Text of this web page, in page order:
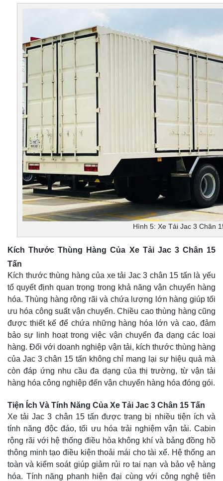
Hình 5: Xe Tải Jac 3 Chân
Kích Thước Thùng Hàng Của Xe Tải Jac 3 Chân 15
Tấn
Kích thước thùng hàng của xe tải Jac 3 chân 15 tấn là yếu
tố quyết định quan trọng trong khả năng vận chuyển hàng
hóa. Thùng hàng rộng rãi và chứa lượng lớn hàng giúp tối
ưu hóa công suất vận chuyển. Chiều cao thùng hàng cũng
được thiết kế để chứa những hàng hóa lớn và cao, đảm
bảo sự linh hoạt trong việc vận chuyển đa dạng các loại
hàng. Đối với doanh nghiệp vận tải, kích thước thùng hàng
của Jac 3 chân 15 tấn không chỉ mang lại sự hiệu quả mà
còn đáp ứng nhu cầu đa dạng của thị trường, từ vận tải
hàng hóa công nghiệp đến vận chuyển hàng hóa đóng gói.
Tiện Ích Và Tính Năng Của Xe Tải Jac 3 Chân 15 Tấn
Xe tải Jac 3 chân 15 tấn được trang bị nhiều tiện ích và
tính năng độc đáo, tối ưu hóa trải nghiệm vận tải. Cabin
rộng rãi với hệ thống điều hòa không khí và bảng đồng hồ
thông minh tạo điều kiện thoải mái cho tài xế. Hệ thống an
toàn và kiểm soát giúp giảm rủi ro tai nạn và bảo vệ hàng
hóa. Tính năng phanh hiện đại cùng với công nghệ tiên